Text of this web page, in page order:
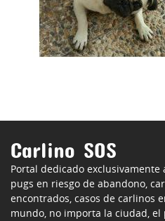
Carlino SOS
Portal dedicado
pugs en riesgo de abandono,
encontrados, casos de carlinos
mundo, no importa la ciudad, el